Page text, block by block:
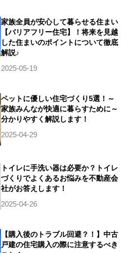
家族全員が安心して暮らせる住まい
【バリアフリー住宅】！将来を見越
した住まいのポイントについて徹底
解説♪
2025-05-19
ペットに優しい住宅づくり5選！～
家族みんなが快適に暮らすために～
分かりやすく解説します！
2025-04-29
トイレに手洗い器は必要か？トイレ
づくりでよくあるお悩みを不動産会
社がお答えします！
2025-04-26
【購入後のトラブル回避？！】中古
戸建の住宅購入の際に注意するべき